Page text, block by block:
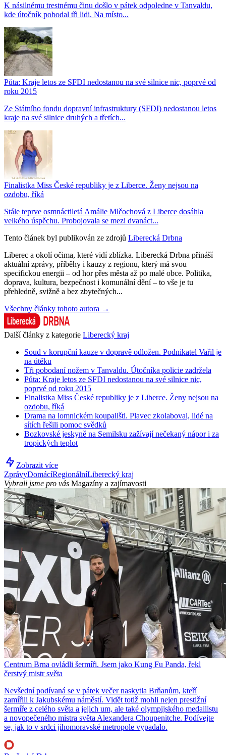
K násilnému trestnému činu došlo v pátek odpoledne v Tanvaldu,
kde útočník pobodal tři lidi. Na místo...
Půta: Kraje letos ze SFDI nedostanou na své silnice nic, poprvé od
roku 2015
Ze Státního fondu dopravní infrastruktury (SFDI) nedostanou letos
kraje na své silnice druhých a třetích...
Finalistka Miss České republiky je z Liberce. Ženy nejsou na
ozdobu, říká
Stále teprve osmnáctiletá Amálie Mlčochová z Liberce dosáhla
velkého úspěchu. Probojovala se mezi dvanáct...
Tento článek byl publikován ze zdrojů Liberecká Drbna
Liberec a okolí očima, které vidí zblízka. Liberecká Drbna přináší
aktuální zprávy, příběhy i kauzy z regionu, který má svou
specifickou energii – od hor přes města až po malé obce. Politika,
doprava, kultura, bezpečnost i komunální dění – to vše je tu
přehledně, svižně a bez zbytečných...
Všechny články tohoto autora →
Další články z kategorie Liberecký kraj
Soud v korupční kauze v dopravě odložen. Podnikatel Vařil je
na útěku
Tři pobodaní nožem v Tanvaldu. Útočníka policie zadržela
Půta: Kraje letos ze SFDI nedostanou na své silnice nic,
poprvé od roku 2015
Finalistka Miss České republiky je z Liberce. Ženy nejsou na
ozdobu, říká
Drama na lomnickém koupališti. Plavec zkolaboval, lidé na
sítích řešili pomoc svědků
Bozkovské jeskyně na Semilsku zažívají nečekaný nápor i za
tropických teplot
Zobrazit více
ZprávyDomácíRegionálníLiberecký kraj
Vybrali jsme pro vás Magazíny a zajímavosti
Centrum Brna ovládli šermíři. Jsem jako Kung Fu Panda, řekl
čerstvý mistr světa
Nevšední podívaná se v pátek večer naskytla Brňanům, kteří
zamířili k Jakubskému náměstí. Vidět totiž mohli nejen prestižní
šermíře z celého světa a jejich um, ale také olympijského medailistu
a novopečeného mistra světa Alexandera Choupenitche. Podívejte
se, jak to v srdci jihomoravské metropole vypadalo.